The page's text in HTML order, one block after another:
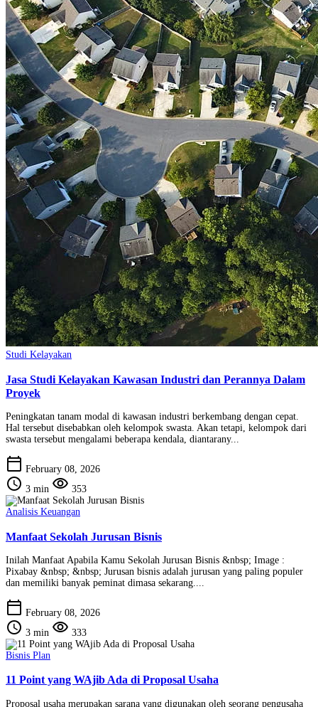
Studi Kelayakan
Jasa Studi Kelayakan Kawasan Industri dan Perannya Dalam
Proyek
Peningkatan tanam modal di kawasan industri berkembang dengan cepat.
Hal tersebut disebabkan oleh kelompok swasta. Akan tetapi, kelompok dari
swasta tersebut mengalami beberapa kendala, diantarany...
calendar_today February 08, 2026
schedule 3 min visibility 353
Analisis Keuangan
Manfaat Sekolah Jurusan Bisnis
Inilah Manfaat Apabila Kamu Sekolah Jurusan Bisnis &nbsp; Image :
Pixabay &nbsp; &nbsp; Jurusan bisnis adalah jurusan yang paling populer
dan memiliki banyak peminat dimasa sekarang....
calendar_today February 08, 2026
schedule 3 min visibility 333
Bisnis Plan
11 Point yang WAjib Ada di Proposal Usaha
Proposal usaha merupakan sarana yang digunakan oleh seorang pengusaha